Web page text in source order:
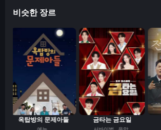
비슷한 장르
옥탑방의 문제아들 금타는 금요일